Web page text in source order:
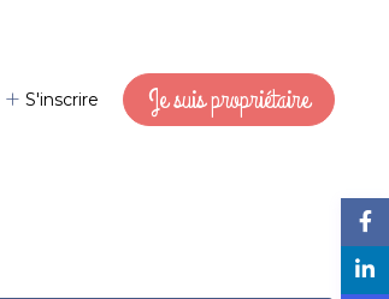
S'inscrire Je suis propriétaire